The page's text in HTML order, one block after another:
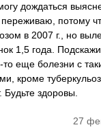
дождаться
потому
в 2007 г., но
1,5 года.
то еще болезни с
кроме
Будьте здоровы.
27